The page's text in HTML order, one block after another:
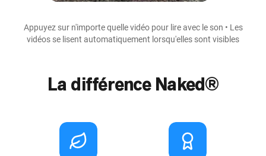
Appuyez sur n'importe quelle vidéo pour lire avec le son • Les
vidéos se lisent automatiquement lorsqu'elles sont visibles
La différence Naked®